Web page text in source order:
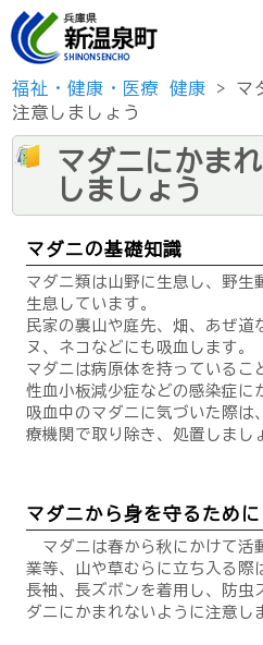
福祉・健康・医療 健康 > マ
注意しましょう
マダニにかま
しましょう
マダニの基礎知識
マダニ類は山野に生息し、野生
生息しています。
民家の裏山や庭先、畑、あぜ道
ヌ、ネコなどにも吸血します。
マダニは病原体を持っているこ
性血小板減少症などの感染症に
吸血中のマダニに気づいた際は
療機関で取り除き、処置しまし
マダニから身を守るために
マダニは春から秋にかけて活
業等、山や草むらに立ち入る際
長袖、長ズボンを着用し、防虫
ダニにかまれないように注意し